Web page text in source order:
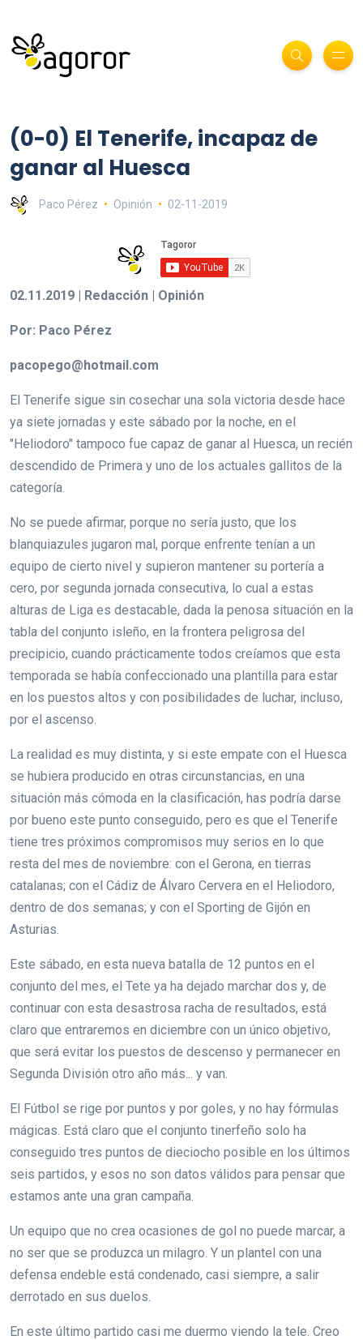
(0-0) El Tenerife, incapaz de
ganar al Huesca
Paco Pérez Opinión 02-11-2019
02.11.2019 | Redacción | Opinión
Por: Paco Pérez
pacopego@hotmail.com
El Tenerife sigue sin cosechar una sola victoria desde hace
ya siete jornadas y este sábado por la noche, en el
"Heliodoro" tampoco fue capaz de ganar al Huesca, un recién
descendido de Primera y uno de los actuales gallitos de la
categoría.
No se puede afirmar, porque no sería justo, que los
blanquiazules jugaron mal, porque enfrente tenían a un
equipo de cierto nivel y supieron mantener su portería a
cero, por segunda jornada consecutiva, lo cual a estas
alturas de Liga es destacable, dada la penosa situación en la
tabla del conjunto isleño, en la frontera peligrosa del
precipicio, cuando prácticamente todos creíamos que esta
temporada se había confeccionado una plantilla para estar
en los puestos altos y con posibilidades de luchar, incluso,
por el ascenso.
La realidad es muy distinta, y si este empate con el Huesca
se hubiera producido en otras circunstancias, en una
situación más cómoda en la clasificación, has podría darse
por bueno este punto conseguido, pero es que el Tenerife
tiene tres próximos compromisos muy serios en lo que
resta del mes de noviembre: con el Gerona, en tierras
catalanas; con el Cádiz de Álvaro Cervera en el Heliodoro,
dentro de dos semanas; y con el Sporting de Gijón en
Asturias.
Este sábado, en esta nueva batalla de 12 puntos en el
conjunto del mes, el Tete ya ha dejado marchar dos y, de
continuar con esta desastrosa racha de resultados, está
claro que entraremos en diciembre con un único objetivo,
que será evitar los puestos de descenso y permanecer en
Segunda División otro año más... y van.
El Fútbol se rige por puntos y por goles, y no hay fórmulas
mágicas. Está claro que el conjunto tinerfeño solo ha
conseguido tres puntos de dieciocho posible en los últimos
seis partidos, y esos no son datos válidos para pensar que
estamos ante una gran campaña.
Un equipo que no crea ocasiones de gol no puede marcar, a
no ser que se produzca un milagro. Y un plantel con una
defensa endeble está condenado, casi siempre, a salir
derrotado en sus duelos.
En este último partido casi me duermo viendo la tele. Creo